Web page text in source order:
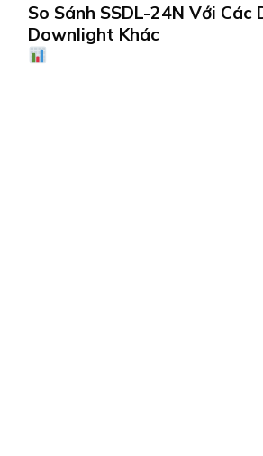
So Sánh SSDL-24N Với Các
Downlight Khác